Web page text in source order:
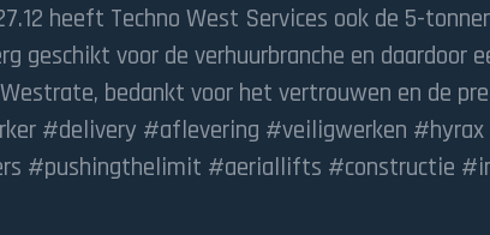
heeft Techno West Services ook de 5-
geschikt voor de verhuurbranche en daardoor
bedankt voor het vertrouwen en de
#delivery #aflevering #veiligwerken
#pushingthelimit #aeriallifts #constructie